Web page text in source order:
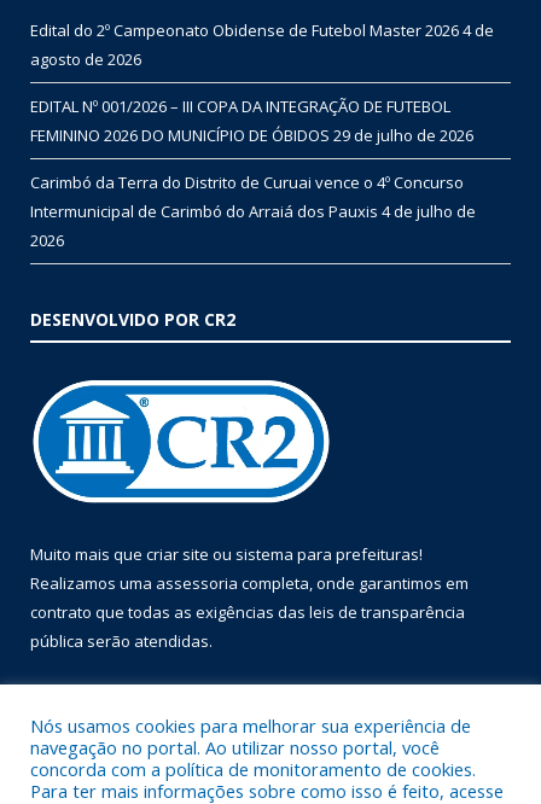
Edital do 2º Campeonato Obidense de Futebol Master 20264 de
agosto de 2026
EDITAL Nº 001/2026 – III COPA DA INTEGRAÇÃO DE FUTEBOL
FEMININO 2026 DO MUNICÍPIO DE ÓBIDOS 29 de julho de 2026
Carimbó da Terra do Distrito de Curuai vence o 4º Concurso
Intermunicipal de Carimbó do Arraiá dos Pauxis 4 de julho de
2026
DESENVOLVIDO POR CR2
Muito mais que criar site ou sistema para prefeituras!
Realizamos uma assessoria completa, onde garantimos em
contrato que todas as exigências das leis de transparência
pública serão atendidas.
Nós usamos cookies para melhorar sua experiência de
navegação no portal. Ao utilizar nosso portal, você
concorda com a política de monitoramento de cookies.
Para ter mais informações sobre como isso é feito, acesse